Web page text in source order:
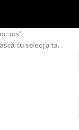
Jos”
cu selecția ta.